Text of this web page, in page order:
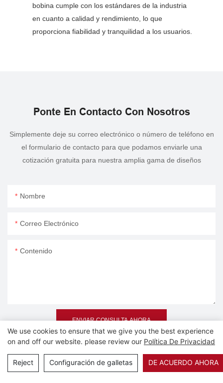
bobina cumple con los estándares de la industria
en cuanto a calidad y rendimiento, lo que
proporciona fiabilidad y tranquilidad a los usuarios.
Ponte En Contacto Con Nosotros
Simplemente deje su correo electrónico o número de teléfono en
el formulario de contacto para que podamos enviarle una
cotización gratuita para nuestra amplia gama de diseños
Nombre
Correo Electrónico
Contenido
ENVIAR CONSULTA AHORA
We use cookies to ensure that we give you the best experience
on and off our website. please review our Política De Privacidad
Reject Configuración de galletas DE ACUERDO AHORA